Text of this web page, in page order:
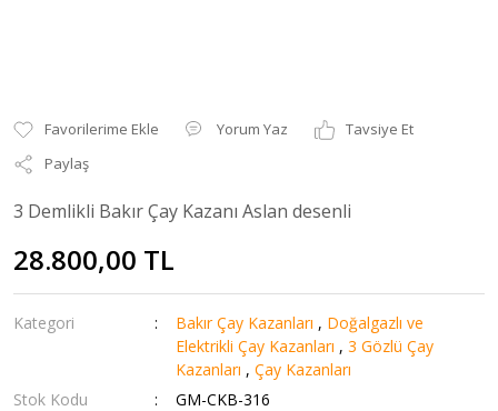
Yorum Yaz
Tavsiye Et
Paylaş
3 Demlikli Bakır Çay Kazanı Aslan desenli
28.800,00 TL
Kategori Bakır Çay Kazanları , Doğalgazlı ve
Elektrikli Çay Kazanları ,3 Gözlü Çay
Kazanları ,Çay Kazanları
Stok Kodu
GM-CKB-316